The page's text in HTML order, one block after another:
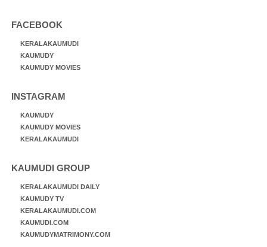
FACEBOOK
KERALAKAUMUDI
KAUMUDY
KAUMUDY MOVIES
INSTAGRAM
KAUMUDY
KAUMUDY MOVIES
KERALAKAUMUDI
KAUMUDI GROUP
KERALAKAUMUDI DAILY
KAUMUDY TV
KERALAKAUMUDI.COM
KAUMUDI.COM
KAUMUDYMATRIMONY.COM